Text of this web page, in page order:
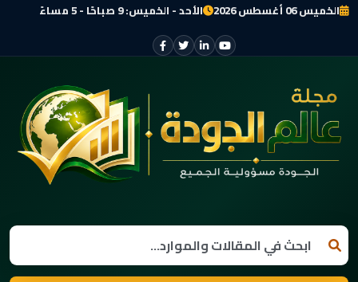
الخميس 06 أغسطس 2026 الأحد - الخميس: 9 صباحًا - 5 مساءً